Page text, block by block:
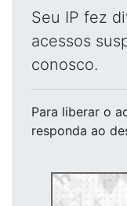
Seu IP fez
acessos
conosco.
Para liberar o
responda ao